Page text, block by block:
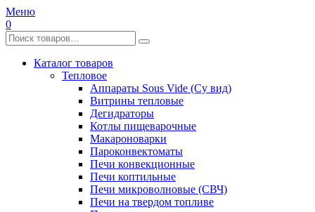
Меню
0
Каталог товаров
Тепловое
Аппараты Sous Vide (Су вид)
Витрины тепловые
Дегидраторы
Котлы пищеварочные
Макароноварки
Пароконвектоматы
Печи конвекционные
Печи коптильные
Печи микроволновые (СВЧ)
Печи на твердом топливе